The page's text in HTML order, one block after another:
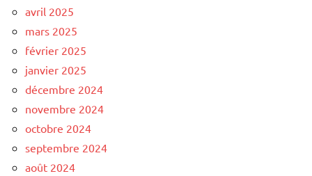
avril 2025
mars 2025
février 2025
janvier 2025
décembre 2024
novembre 2024
octobre 2024
septembre 2024
août 2024